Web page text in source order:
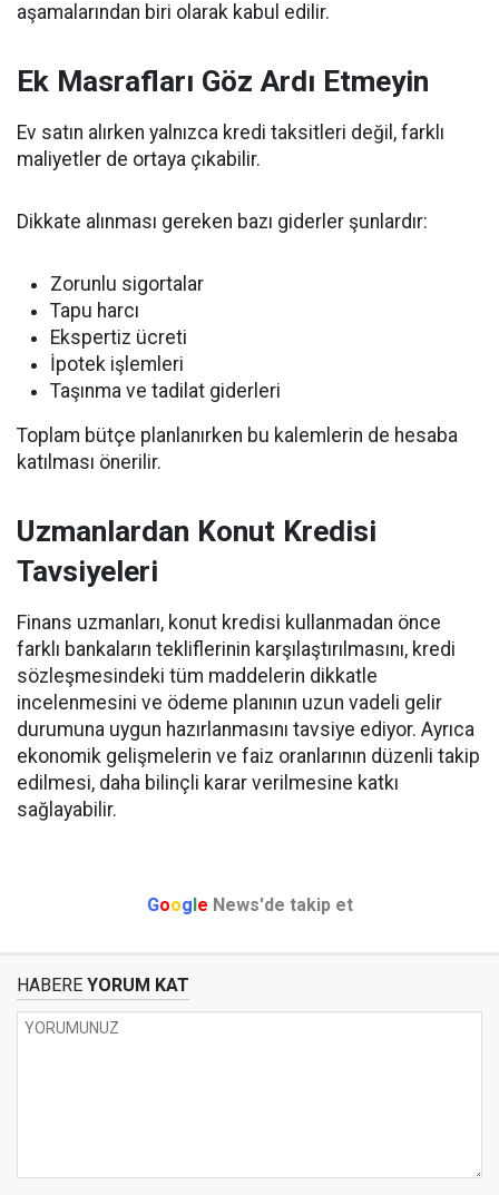
aşamalarından biri olarak kabul edilir.
Ek Masrafları Göz Ardı Etmeyin
Ev satın alırken yalnızca kredi taksitleri değil, farklı
maliyetler de ortaya çıkabilir.
Dikkate alınması gereken bazı giderler şunlardır:
Zorunlu sigortalar
Tapu harcı
Ekspertiz ücreti
İpotek işlemleri
Taşınma ve tadilat giderleri
Toplam bütçe planlanırken bu kalemlerin de hesaba
katılması önerilir.
Uzmanlardan Konut Kredisi
Tavsiyeleri
Finans uzmanları, konut kredisi kullanmadan önce
farklı bankaların tekliflerinin karşılaştırılmasını, kredi
sözleşmesindeki tüm maddelerin dikkatle
incelenmesini ve ödeme planının uzun vadeli gelir
durumuna uygun hazırlanmasını tavsiye ediyor. Ayrıca
ekonomik gelişmelerin ve faiz oranlarının düzenli takip
edilmesi, daha bilinçli karar verilmesine katkı
sağlayabilir.
Goog e News'de takip et
HABERE YORUM KAT